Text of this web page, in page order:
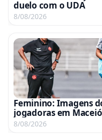
duelo com o UDA
8/08/2026
Feminino: Imagens
jogadoras em Maceió
8/08/2026